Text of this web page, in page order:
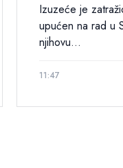
Izuzeće je
upućen na rad u
njihovu...
11:47